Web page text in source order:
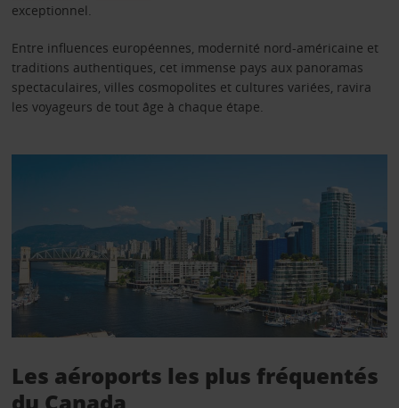
exceptionnel.
Entre influences européennes, modernité nord-américaine et
traditions authentiques, cet immense pays aux panoramas
spectaculaires, villes cosmopolites et cultures variées, ravira
les voyageurs de tout âge à chaque étape.
Les aéroports les plus fréquentés